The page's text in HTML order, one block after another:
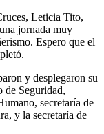
Leticia Tito,
jornada muy
Espero que el
y desplegaron su
de Seguridad,
secretaría de
y la secretaría de